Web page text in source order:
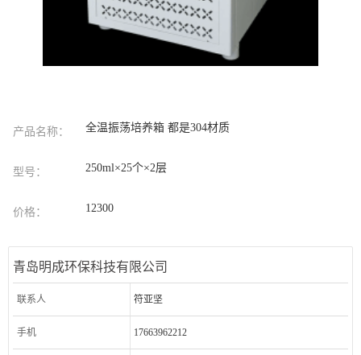
产品名称： 全温振荡培养箱 都是304材质
型号： 250ml×25个×2层
价格： 12300
青岛明成环保科技有限公司
联系人 符亚坚
手机 17663962212